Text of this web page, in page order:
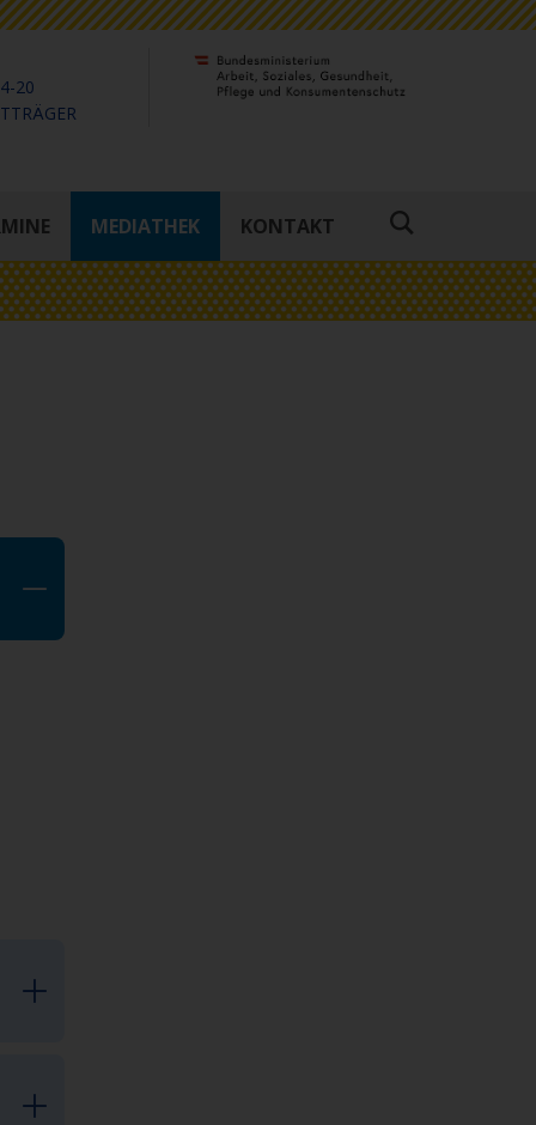
20
MEDIATHEK KONTAKT
Suche